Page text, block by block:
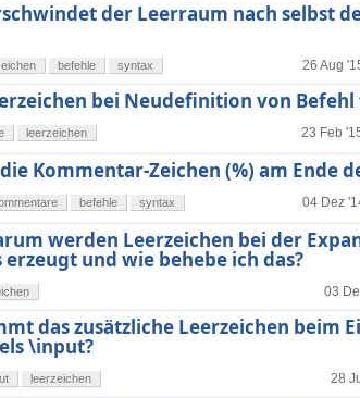
der Leerraum nach selbst
26 Aug
befehle syntax
bei Neudefinition von
23 Feb
leerzeichen
Kommentar-Zeichen (%) am Ende
04 Dez
befehle syntax
werden Leerzeichen bei der
und wie behebe ich das?
03
das zusätzliche Leerzeichen beim
\input?
28
leerzeichen